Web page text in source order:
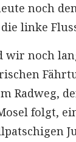
noch
linke
wir noch
Radweg,
folgt,